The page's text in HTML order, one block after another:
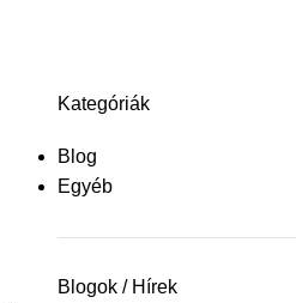
Kategóriák
Blog
Egyéb
Blogok / Hírek